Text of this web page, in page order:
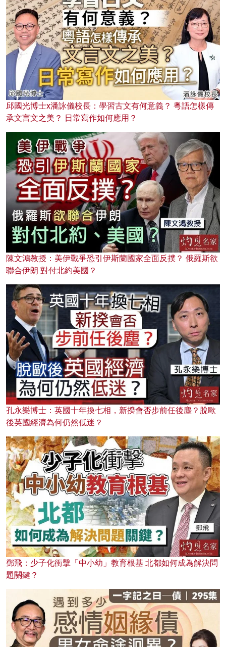
邱國光博士x潘詠儀校長：學習古文有何意義？ 粵語怎樣傳
承文言文之美？ 日常寫作如何應用？
陳文鴻教授：美伊戰爭恐引伊斯蘭國家全面反撲？ 俄羅斯欲
聯合伊朗 對付北約美國？
孔永樂博士：英國十年換七相，新揆會否步前任後塵？脫歐
後英國經濟為何仍然低迷？
鄧飛：少子化衝擊「中小幼」教育根基 北都如何成為解決問
題關鍵？